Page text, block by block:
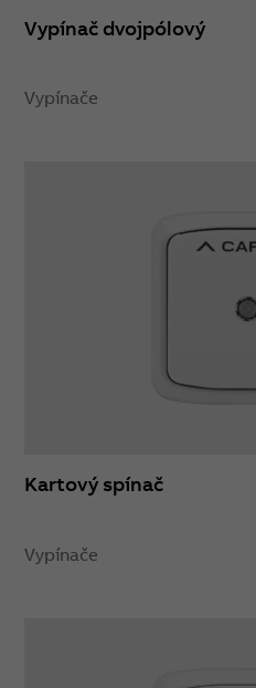
Vypínač dvojpólový
Vypínače
Kartový spínač
Vypínače